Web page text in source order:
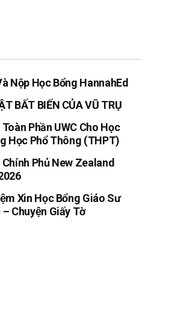
Nộp Học Bổng HannahEd
BẤT BIẾN CỦA VŨ TRỤ
Phần UWC Cho Học
Học Phổ Thông (THPT)
Phủ New Zealand
Xin Học Bổng Giáo Sư
– Chuyện Giấy Tờ